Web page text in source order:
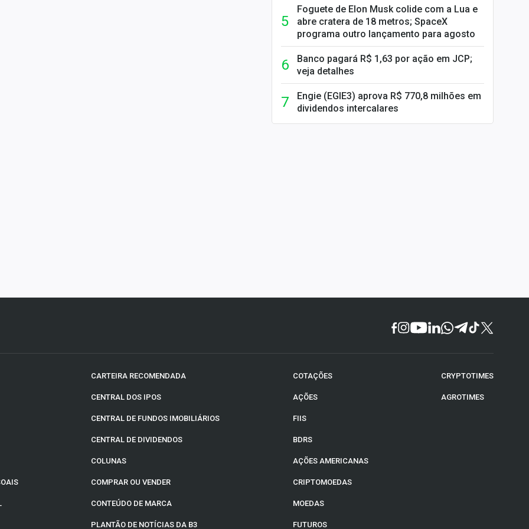
Foguete de Elon Musk colide com a Lua e
abre cratera de 18 metros; SpaceX
programa outro lançamento para agosto
Banco pagará R$ 1,63 por ação em JCP;
veja detalhes
Engie (EGIE3) aprova R$ 770,8 milhões em
dividendos intercalares
CARTEIRA RECOMENDADA
CENTRAL DOS IPOS
CENTRAL DE FUNDOS IMOBILIÁRIOS
CENTRAL DE DIVIDENDOS
COLUNAS
COMPRAR OU VENDER
CONTEÚDO DE MARCA
PLANTÃO DE NOTÍCIAS DA B3
COTAÇÕES
AÇÕES
FIIS
BDRS
AÇÕES AMERICANAS
CRIPTOMOEDAS
MOEDAS
FUTUROS
CRYPTOTIMES
AGROTIMES